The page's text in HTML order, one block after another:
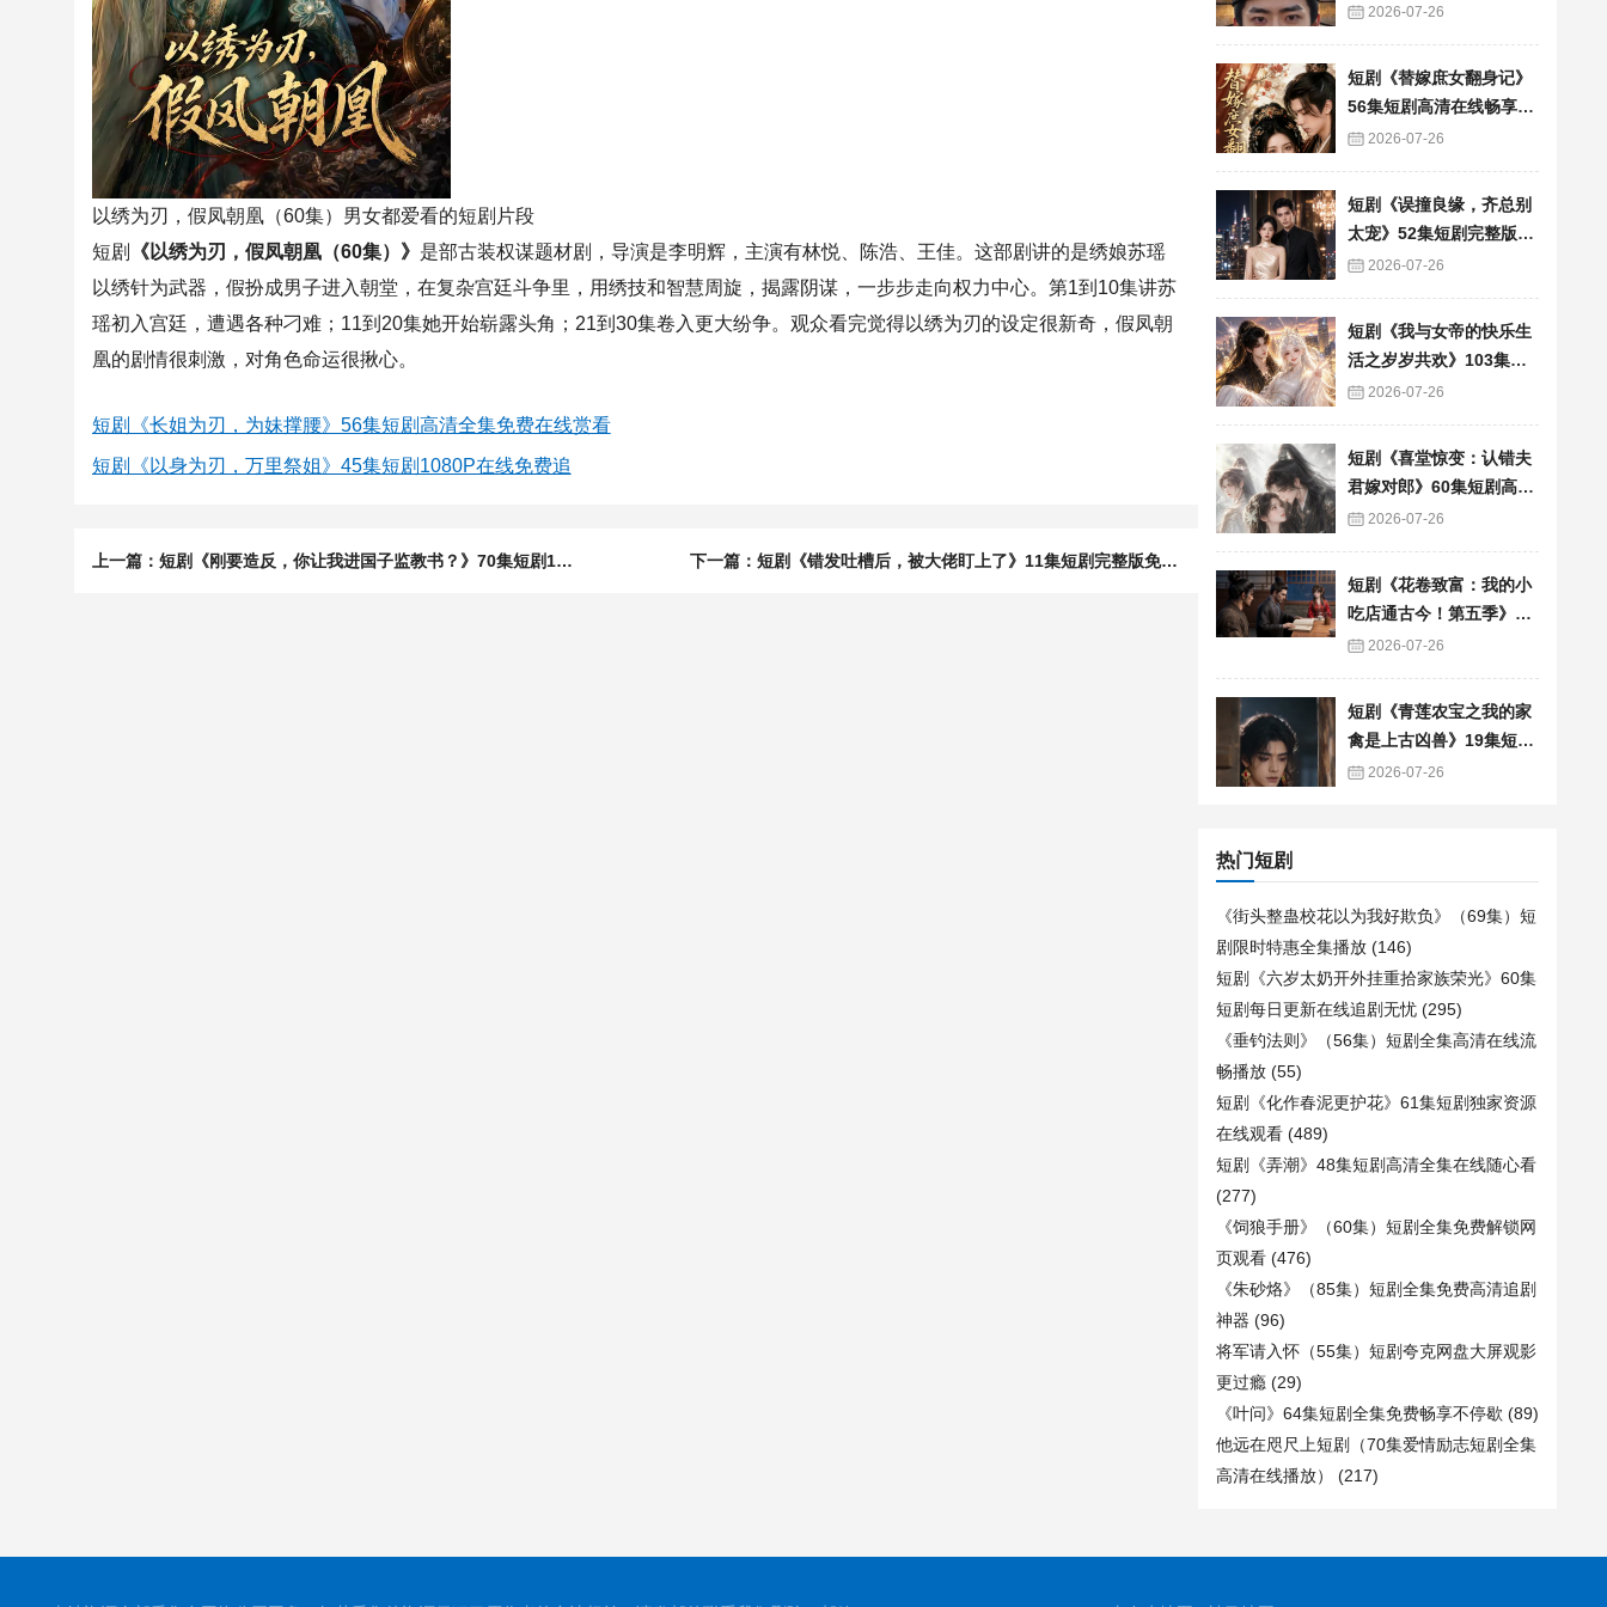
以绣为刃，假凤朝凰（60集）男女都爱看的短剧片段
短剧
《以绣为刃，假凤朝凰（60集）》 是部古装权谋题材剧，导演是李明辉，主演有林悦、陈浩、王佳。这部剧讲的是绣娘苏瑶
以绣针为武器，假扮成男子进入朝堂，在复杂宫廷斗争里，用绣技和智慧周旋，揭露阴谋，一步步走向权力中心。第1到10集讲苏
瑶初入宫廷，遭遇各种刁难；11到20集她开始崭露头角；21到30集卷入更大纷争。观众看完觉得以绣为刃的设定很新奇，假凤朝
凰的剧情很刺激，对角色命运很揪心。
短剧《长姐为刃，为妹撑腰》56集短剧高清全集免费在线赏看
短剧《以身为刃，万里祭姐》45集短剧1080P在线免费追
上一篇：短剧《刚要造反，你让我进国子监教书？》70集短剧1080P在线免费看 下一篇：短剧《错发吐槽后，被大佬盯上了》11集短剧完整版免费畅享观看
看 2026-07-26
短剧《替嫁庶女翻身记》
56集短剧高清在线畅享全
集 2026-07-26
短剧《误撞良缘，齐总别
太宠》52集短剧完整版免
费畅享观看
2026-07-26
短剧《我与女帝的快乐生
活之岁岁共欢》103集短
剧全集在线畅快看
2026-07-26
短剧《喜堂惊变：认错夫
君嫁对郎》60集短剧高清
全集在线速看
2026-07-26
短剧《花卷致富：我的小
吃店通古今！第五季》90
集短剧免费追剧全集资源
2026-07-26
短剧《青莲农宝之我的家
禽是上古凶兽》19集短剧
免费在线观看全集
2026-07-26
热门短剧
《街头整蛊校花以为我好欺负》（69集）短
剧限时特惠全集播放 (146)
短剧《六岁太奶开外挂重拾家族荣光》60集
短剧每日更新在线追剧无忧 (295)
《垂钓法则》（56集）短剧全集高清在线流
畅播放 (55)
短剧《化作春泥更护花》61集短剧独家资源
在线观看 (489)
短剧《弄潮》48集短剧高清全集在线随心看
(277)
《饲狼手册》（60集）短剧全集免费解锁网
页观看 (476)
《朱砂烙》（85集）短剧全集免费高清追剧
神器 (96)
将军请入怀（55集）短剧夸克网盘大屏观影
更过瘾 (29)
《叶问》64集短剧全集免费畅享不停歇 (89)
他远在咫尺上短剧（70集爱情励志短剧全集
高清在线播放）
(217)